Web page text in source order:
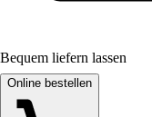
Bequem liefern lassen
Online bestellen